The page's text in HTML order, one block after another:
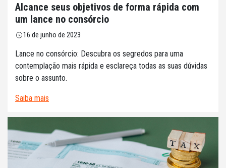
Alcance seus objetivos de forma rápida com
um lance no consórcio
16 de junho de 2023
Lance no consórcio: Descubra os segredos para uma
contemplação mais rápida e esclareça todas as suas dúvidas
sobre o assunto.
Saiba mais